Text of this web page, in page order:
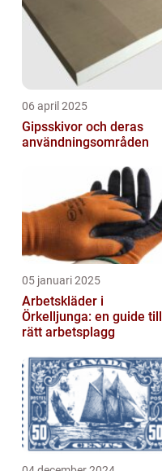
06 april 2025
Gipsskivor och deras
användningsområden
05 januari 2025
Arbetskläder i
Örkelljunga: en guide till
rätt arbetsplagg